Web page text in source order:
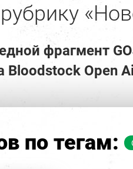
фрагмент
Bloodstock Open
по тегам: